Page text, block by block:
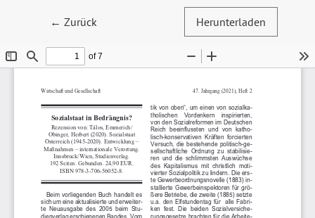
← Zu Artikeldetails zurückkehren
Zurück Herunterladen